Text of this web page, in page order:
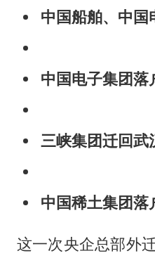
中国船舶、中国
中国电子集团落
三峡集团迁回武
中国稀土集团落
这一次央企总部外